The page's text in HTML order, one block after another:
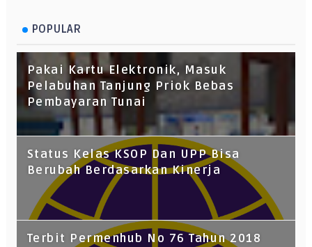
POPULAR
Pakai Kartu Elektronik, Masuk
Pelabuhan Tanjung Priok Bebas
Pembayaran Tunai
Status Kelas KSOP Dan UPP Bisa
Berubah Berdasarkan Kinerja
Terbit Permenhub No 76 Tahun 2018